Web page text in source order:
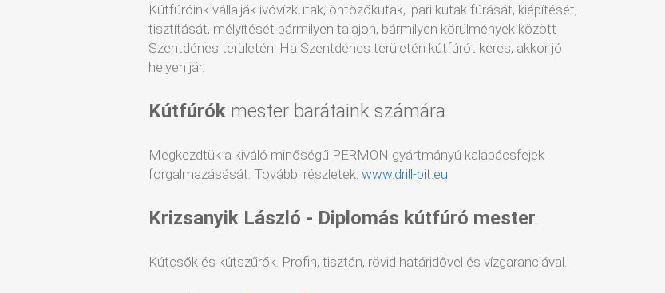
Kútfúróink vállalják ivóvízkutak, öntözőkutak, ipari kutak fúrását, kiépítését,
tisztítását, mélyítését bármilyen talajon, bármilyen körülmények között
Szentdénes területén. Ha Szentdénes területén kútfúrót keres, akkor jó
helyen jár.
Kútfúrók mester barátaink számára
Megkezdtük a kiváló minőségű PERMON gyártmányú kalapácsfejek
forgalmazásását. További részletek: www.drill-bit.eu
Krizsanyik László - Diplomás kútfúró mester
Kútcsők és kútszűrők. Profin, tisztán, rövid határidővel és vízgaranciával.